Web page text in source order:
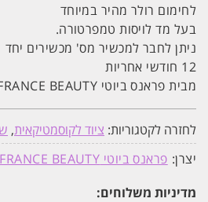
לחימום רולר מהיר במיוחד
​​​​בעל מד לויסות טמפרטורה.
ניתן לחבר למכשיר מס' מכשירים יחד
12 חודשי אחריות
מבית פראנס ביוטי FRANCE BEAUTY
לחזרה לקטגוריות: ציוד לקוסמטיקאית,
יצרן: פראנס ביוטי FRANCE BEAUTY
מדיניות משלוחים: